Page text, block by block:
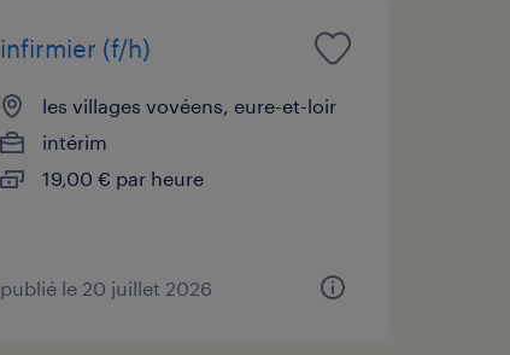
infirmier (f/h)
les villages vovéens, eure-et-loir
intérim
19,00 € par heure
publié le 20 juillet 2026